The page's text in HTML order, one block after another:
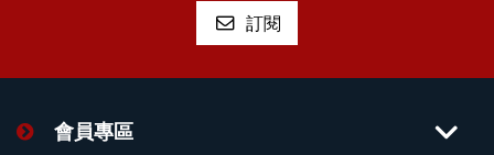
會員專區